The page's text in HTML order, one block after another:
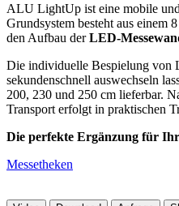
ALU LightUp ist eine mobile
Grundsystem besteht aus
den Aufbau derLED-
Die individuelle Bespielung von
sekundenschnell auswechseln
200, 230 und 250 cm lieferbar.
Transport erfolgt in praktischen
Die perfekte Ergänzung für
Messetheken